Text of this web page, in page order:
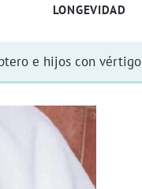
LONGEVIDAD
e hijos con vértigo